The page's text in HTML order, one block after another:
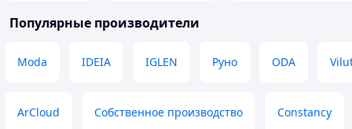
Популярные производители
Moda IDEIA IGLEN Руно ODA
ArCloud Собственное производство Constancy